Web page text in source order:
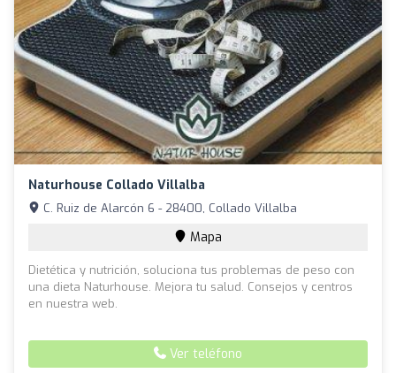
Naturhouse Collado Villalba
C. Ruiz de Alarcón 6 - 28400, Collado Villalba
Mapa
Dietética y nutrición, soluciona tus problemas de peso con
una dieta Naturhouse. Mejora tu salud. Consejos y centros
en nuestra web.
Ver teléfono